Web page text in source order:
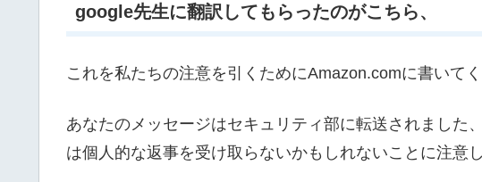
google先生に翻訳してもらったのがこちら、
これを私たちの注意を引くためにAmazon.comに書いてく
あなたのメッセージはセキュリティ部に転送されました
は個人的な返事を受け取らないかもしれないことに注意